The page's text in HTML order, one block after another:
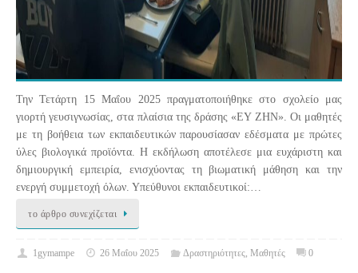
Την Τετάρτη 15 Μαΐου 2025 πραγματοποιήθηκε στο σχολείο μας
γιορτή γευσιγνωσίας, στα πλαίσια της δράσης «ΕΥ ΖΗΝ». Οι μαθητές
με τη βοήθεια των εκπαιδευτικών παρουσίασαν εδέσματα με πρώτες
ύλες βιολογικά προϊόντα. Η εκδήλωση αποτέλεσε μια ευχάριστη και
δημιουργική εμπειρία, ενισχύοντας τη βιωματική μάθηση και την
ενεργή συμμετοχή όλων. Υπεύθυνοι εκπαιδευτικοί:…
το άρθρο συνεχίζεται
1gymampe 26 Μαΐου 2025 Δραστηριότητες, Μαθητές 0